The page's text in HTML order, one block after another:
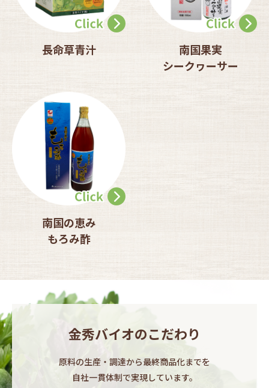
長命草青汁
南国果実
シークヮーサー
南国の恵み
もろみ酢
金秀バイオのこだわり
原料の生産・調達から最終商品化までを​
自社一貫体制で実現しています。​